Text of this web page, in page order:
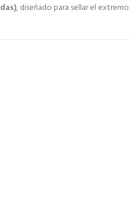
, diseñado para sellar el